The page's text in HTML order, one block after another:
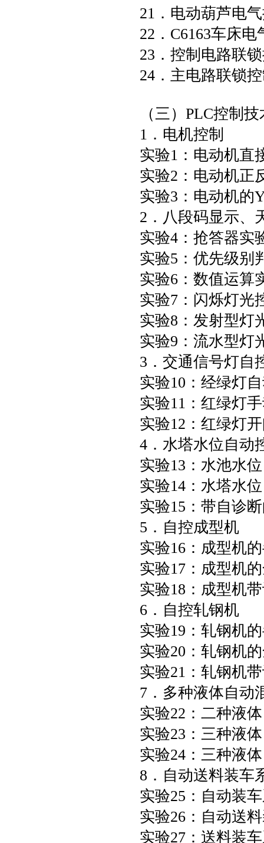
21．电动葫芦电
22．C6163车床
23．控制电路联
24．主电路联锁
（三）PLC控制
1．电机控制
实验1：电动机直
实验2：电动机正
实验3：电动机的
2．八段码显示、
实验4：抢答器实
实验5：优先级别
实验6：数值运算
实验7：闪烁灯光
实验8：发射型灯
实验9：流水型灯
3．交通信号灯自
实验10：经绿灯
实验11：红绿灯
实验12：红绿灯
4．水塔水位自动
实验13：水池水
实验14：水塔水
实验15：带自诊
5．自控成型机
实验16：成型机
实验17：成型机
实验18：成型机
6．自控轧钢机
实验19：轧钢机
实验20：轧钢机
实验21：轧钢机
7．多种液体自动
实验22：二种液
实验23：三种液
实验24：三种液
8．自动送料装车
实验25：自动装
实验26：自动送
实验27：送料装